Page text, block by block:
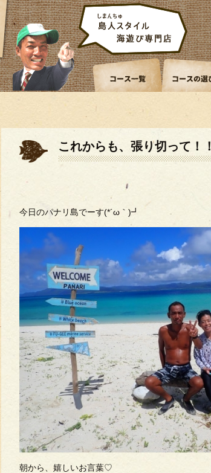
これからも、張り切って！！
今日のパナリ島でーす(*´ω｀)┛
朝から、嬉しいお言葉♡